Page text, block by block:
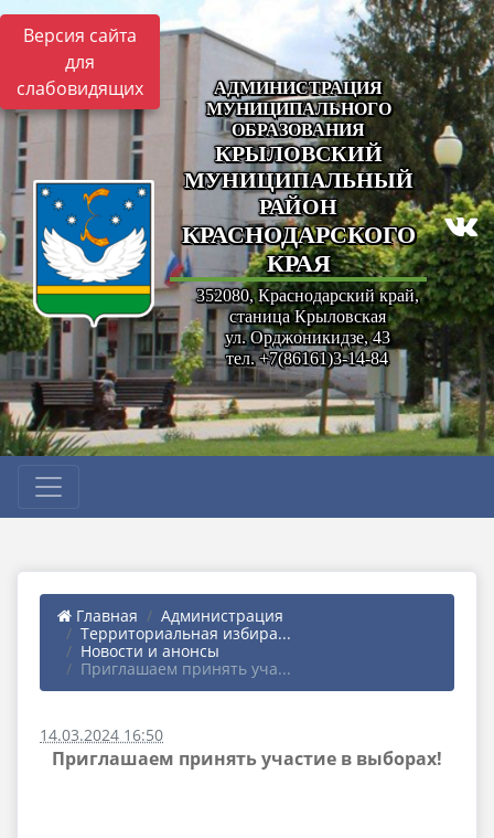
Версия сайта
для
слабовидящих
АДМИНИСТРАЦИЯ
МУНИЦИПАЛЬНОГО
ОБРАЗОВАНИЯ
КРЫЛОВСКИЙ
МУНИЦИПАЛЬНЫЙ
РАЙОН
КРАСНОДАРСКОГО
КРАЯ
352080, Краснодарский край,
станица Крыловская
ул. Орджоникидзе, 43
тел. +7(86161)3-14-84
Главная
Администрация
Территориальная избира...
Новости и анонсы
Приглашаем принять уча...
14.03.2024 16:50
Приглашаем принять участие в выборах!